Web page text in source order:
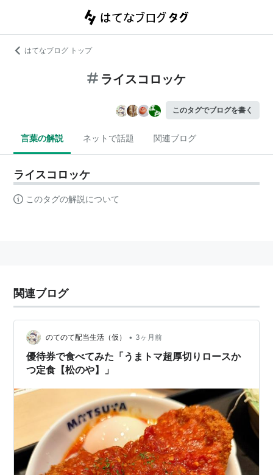
はてなブログ トップ
ライスコロッケ
このタグでブログを書く
言葉の解説 ネットで話題 関連ブログ
ライスコロッケ
このタグの解説について
関連ブログ
のてのて配当生活（仮） • 3ヶ月前
優待券で食べてみた「うまトマ超厚切りロースか
つ定食【松のや】」